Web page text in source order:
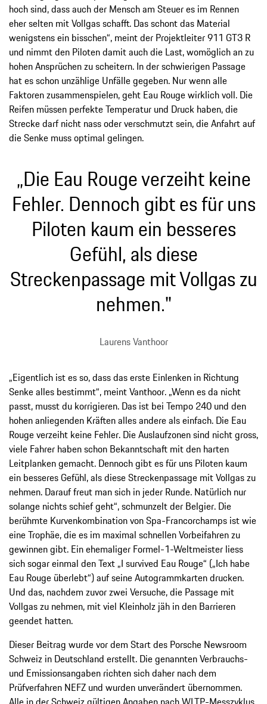
hoch sind, dass auch der Mensch am Steuer es im Rennen
eher selten mit Vollgas schafft. Das schont das Material
wenigstens ein bisschen“, meint der Projektleiter 911 GT3 R
und nimmt den Piloten damit auch die Last, womöglich an zu
hohen Ansprüchen zu scheitern. In der schwierigen Passage
hat es schon unzählige Unfälle gegeben. Nur wenn alle
Faktoren zusammenspielen, geht Eau Rouge wirklich voll. Die
Reifen müssen perfekte Temperatur und Druck haben, die
Strecke darf nicht nass oder verschmutzt sein, die Anfahrt auf
die Senke muss optimal gelingen.
„Die Eau Rouge verzeiht keine
Fehler. Dennoch gibt es für uns
Piloten kaum ein besseres
Gefühl, als diese
Streckenpassage mit Vollgas zu
nehmen."
Laurens Vanthoor
„Eigentlich ist es so, dass das erste Einlenken in Richtung
Senke alles bestimmt“, meint Vanthoor. „Wenn es da nicht
passt, musst du korrigieren. Das ist bei Tempo 240 und den
hohen anliegenden Kräften alles andere als einfach. Die Eau
Rouge verzeiht keine Fehler. Die Auslaufzonen sind nicht gross,
viele Fahrer haben schon Bekanntschaft mit den harten
Leitplanken gemacht. Dennoch gibt es für uns Piloten kaum
ein besseres Gefühl, als diese Streckenpassage mit Vollgas zu
nehmen. Darauf freut man sich in jeder Runde. Natürlich nur
solange nichts schief geht“, schmunzelt der Belgier. Die
berühmte Kurvenkombination von Spa-Francorchamps ist wie
eine Trophäe, die es im maximal schnellen Vorbeifahren zu
gewinnen gibt. Ein ehemaliger Formel-1-Weltmeister liess
sich sogar einmal den Text „I survived Eau Rouge“ („Ich habe
Eau Rouge überlebt“) auf seine Autogrammkarten drucken.
Und das, nachdem zuvor zwei Versuche, die Passage mit
Vollgas zu nehmen, mit viel Kleinholz jäh in den Barrieren
geendet hatten.
Dieser Beitrag wurde vor dem Start des Porsche Newsroom
Schweiz in Deutschland erstellt. Die genannten Verbrauchs-
und Emissionsangaben richten sich daher nach dem
Prüfverfahren NEFZ und wurden unverändert übernommen.